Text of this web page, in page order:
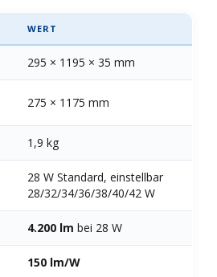
WERT
295 × 1195 × 35 mm
275 × 1175 mm
1,9 kg
28 W Standard, einstellbar
28/32/34/36/38/40/42 W
4.200 lm bei 28 W
150 lm/W